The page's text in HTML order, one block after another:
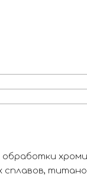
обработки
сплавов,